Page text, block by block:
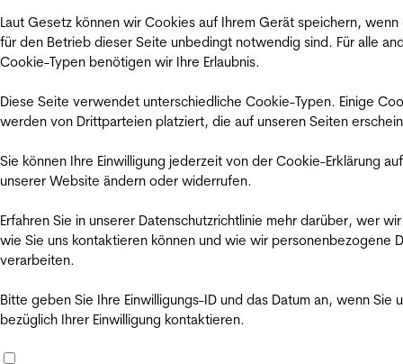
Laut Gesetz können wir Cookies auf Ihrem Gerät speichern, wenn
für den Betrieb dieser Seite unbedingt notwendig sind. Für alle
Cookie-Typen benötigen wir Ihre Erlaubnis.
Diese Seite verwendet unterschiedliche Cookie-Typen. Einige
werden von Drittparteien platziert, die auf unseren Seiten
Sie können Ihre Einwilligung jederzeit von der Cookie-Erklärung auf
unserer Website ändern oder widerrufen.
Erfahren Sie in unserer Datenschutzrichtlinie mehr darüber, wer
wie Sie uns kontaktieren können und wie wir personenbezogene
verarbeiten.
Bitte geben Sie Ihre Einwilligungs-ID und das Datum an, wenn Sie
bezüglich Ihrer Einwilligung kontaktieren.